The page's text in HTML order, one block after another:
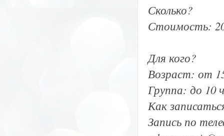
Сколько?
Стоимость:
Для кого?
Возраст: от
Группа: до 10
Как
Запись по